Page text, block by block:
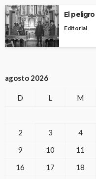
El
Editorial
agosto 2026
D L M
2
3 4
9
10 11
16
17 18